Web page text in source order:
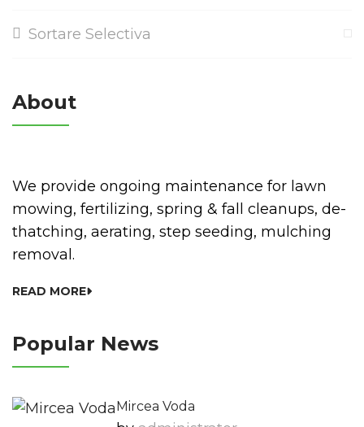
Sortare Selectiva
About
We provide ongoing maintenance for lawn
mowing, fertilizing, spring & fall cleanups, de-
thatching, aerating, step seeding, mulching
removal.
READ MORE
Popular News
Mircea Voda